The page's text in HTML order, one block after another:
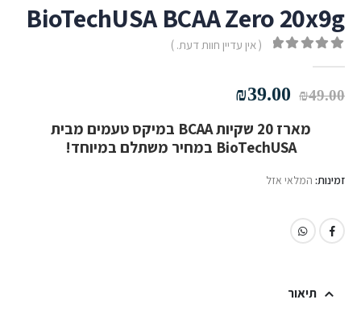
BioTechUSA BCAA Zero 20x9g
( אין עדיין חוות דעת. )
₪49.00
המחיר
היה:
₪49.00.
₪39.00
הוא:
₪39.00.
מארז 20 שקיות BCAA במיקס טעמים מבית
BioTechUSA במחיר משתלם במיוחד!
זמינות: המלאי אזל
תיאור